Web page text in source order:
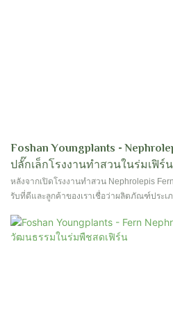
Foshan Youngplants -
ปลั๊กเล็กโรงงานทำสวนในร่มเฟิร์น
หลังจากเปิดโรงงานทำสวน Nephrolepis
รับที่ดีและลูกค้าของเราเชื่อว่าผลิตภัณฑ์ประ